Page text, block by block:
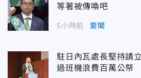
等著被傳喚吧
5小時前 要聞
駐日內瓦處長堅持請
過班機浪費百萬公帑